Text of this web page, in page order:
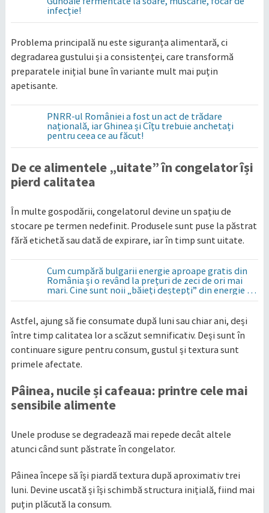
infecție!
Problema principală nu este siguranța alimentară, ci
degradarea gustului și a consistenței, care transformă
preparatele inițial bune în variante mult mai puțin
apetisante.
PNRR-ul României a fost un act de trădare
națională, iar Ghinea și Cîțu trebuie anchetați
pentru ceea ce au făcut!
De ce alimentele „uitate” în congelator își
pierd calitatea
În multe gospodării, congelatorul devine un spațiu de
stocare pe termen nedefinit. Produsele sunt puse la păstrat
fără etichetă sau dată de expirare, iar în timp sunt uitate.
Cum cumpără bulgarii energie aproape gratis din
România și o revând la prețuri de zeci de ori mai
mari. Cine sunt noii „băieți deștepți” din energie de
la sud de Dunăre
Astfel, ajung să fie consumate după luni sau chiar ani, deși
între timp calitatea lor a scăzut semnificativ. Deși sunt în
continuare sigure pentru consum, gustul și textura sunt
primele afectate.
Pâinea, nucile și cafeaua: printre cele mai
sensibile alimente
Unele produse se degradează mai repede decât altele
atunci când sunt păstrate în congelator.
Pâinea începe să își piardă textura după aproximativ trei
luni. Devine uscată și își schimbă structura inițială, fiind mai
puțin plăcută la consum.